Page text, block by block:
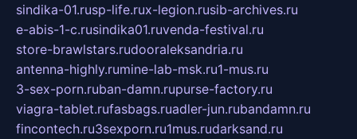
sindika-01.rusp-life.rux-legion.rusib-archives.ru
e-abis-1-c.rusindika01.ruvenda-festival.ru
store-brawlstars.rudooraleksandria.ru
antenna-highly.rumine-lab-msk.ru1-mus.ru
3-sex-porn.ruban-damn.rupurse-factory.ru
viagra-tablet.rufasbags.ruadler-jun.rubandamn.ru
fincontech.ru3sexporn.ru1mus.rudarksand.ru